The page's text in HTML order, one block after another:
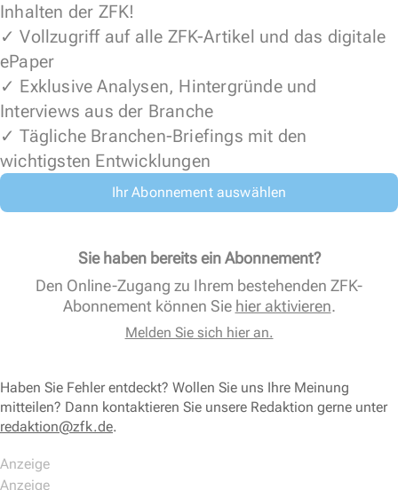
Inhalten der ZFK!
✓ Vollzugriff auf alle ZFK-Artikel und das digitale
ePaper
✓ Exklusive Analysen, Hintergründe und
Interviews aus der Branche
✓ Tägliche Branchen-Briefings mit den
wichtigsten Entwicklungen
Ihr Abonnement auswählen
Sie haben bereits ein Abonnement?
Den Online-Zugang zu Ihrem bestehenden ZFK-
Abonnement können Sie hier aktivieren.
Melden Sie sich hier an.
Haben Sie Fehler entdeckt? Wollen Sie uns Ihre Meinung
mitteilen? Dann kontaktieren Sie unsere Redaktion gerne unter
redaktion@zfk.de.